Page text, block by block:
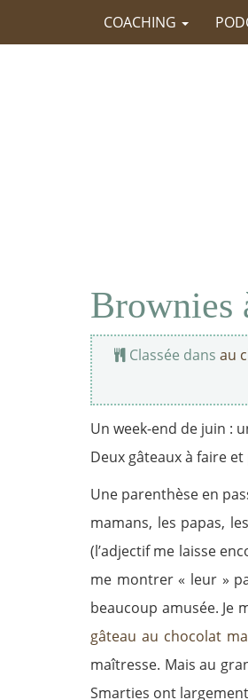
COACHING
Brownies
Classée dans au
Un week-end de juin :
Deux gâteaux à faire
Une parenthèse en
mamans, les papas,
(l’adjectif me laisse
me montrer « leur »
beaucoup amusée. Je
gâteau au chocolat
maîtresse. Mais au
Smarties ont